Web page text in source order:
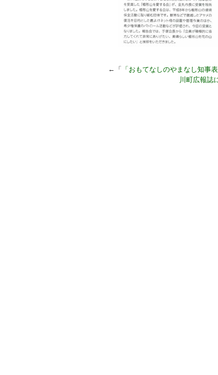
←「 「おもてなしのやまなし知事
川町広報誌